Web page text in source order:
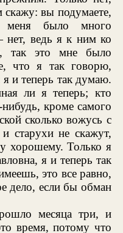
скажу: вы подумаете,
было много
нет, ведь я к ним ко
так это мне было
что я так говорю,
я и теперь так думаю.
ли я теперь; кто
кроме самого
сколько вожусь с
старухи не скажут,
хорошему. Только я
я и теперь так
это все равно,
дело, если бы обман
месяца три, и
время, потому что